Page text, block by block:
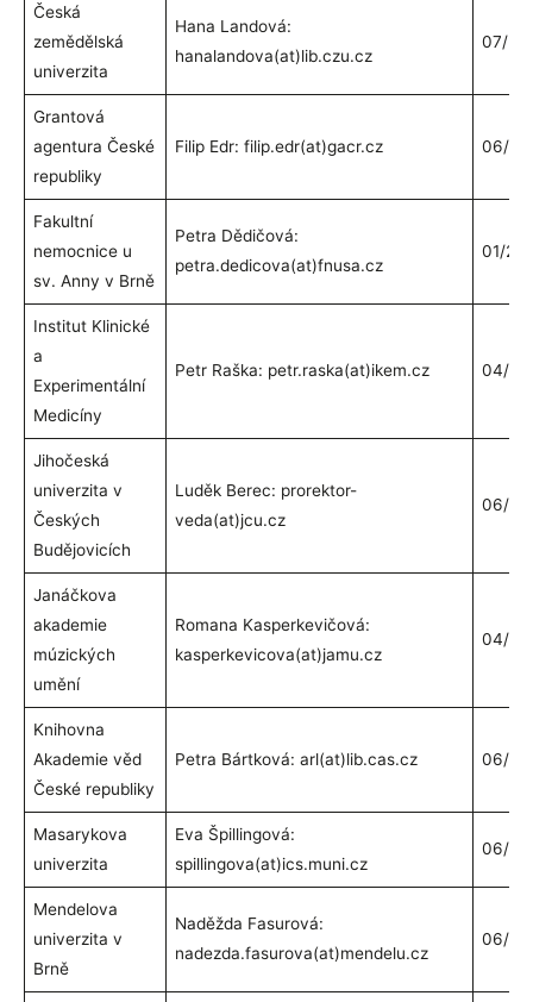
Česká
zemědělská
univerzita
Hana Landová:
hanalandova(at)lib.czu.cz
07/
Grantová
agentura České
republiky
Filip Edr: filip.edr(at)gacr.cz 06/
Fakultní
nemocnice u
sv. Anny v Brně
Petra Dědičová:
petra.dedicova(at)fnusa.cz
01/
Institut Klinické
a
Experimentální
Medicíny
Petr Raška: petr.raska(at)ikem.cz 04/
Jihočeská
univerzita v
Českých
Budějovicích
Luděk Berec: prorektor-
veda(at)jcu.cz
06/
Janáčkova
akademie
múzických
umění
Romana Kasperkevičová:
kasperkevicova(at)jamu.cz
04/
Knihovna
Akademie věd
České republiky
Petra Bártková: arl(at)lib.cas.cz 06/
Masarykova
univerzita
Eva Špillingová:
spillingova(at)ics.muni.cz
06/
Mendelova
univerzita v
Brně
Naděžda Fasurová:
nadezda.fasurova(at)mendelu.cz
06/